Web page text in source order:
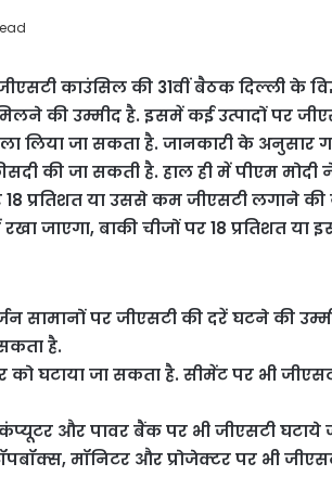
काउंसिल की 31वीं बैठक दिल्ली के
की उम्मीद है. इसमें कई उत्पादों पर
लिया जा सकता है. जानकारी के अनुसार
की जा सकती है. हाल ही में पीएम मोदी
प्रतिशत या उससे कम जीएसटी लगाने की
जाएगा, बाकी चीजों पर 18 प्रतिशत
सामानों पर जीएसटी की दरें घटने की
है.
घटाया जा सकता है. सीमेंट पर भी
और पावर बैंक पर भी जीएसटी घटाये
मॉनिटर और प्रोजेक्टर पर भी